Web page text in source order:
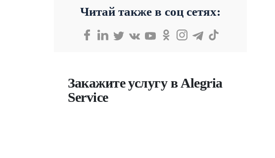
Читай также в соц сетях:
Закажите услугу в Alegria
Service